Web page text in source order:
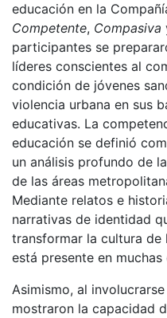
educación en la
Competente, Compasiva
participantes se
líderes conscientes al
condición de jóvenes
violencia urbana en sus
educativas. La
educación se definió
un análisis profundo de
de las áreas
Mediante relatos e
narrativas de identidad
transformar la cultura de
está presente en
Asimismo, al
mostraron la capacidad